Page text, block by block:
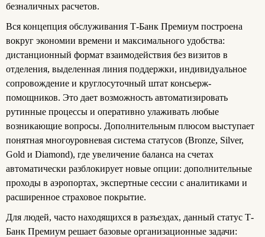
безналичных расчетов.
Вся концепция обслуживания Т-Банк Премиум построена
вокруг экономии времени и максимального удобства:
дистанционный формат взаимодействия без визитов в
отделения, выделенная линия поддержки, индивидуальное
сопровождение и круглосуточный штат консьерж-
помощников. Это дает возможность автоматизировать
рутинные процессы и оперативно улаживать любые
возникающие вопросы. Дополнительным плюсом выступает
понятная многоуровневая система статусов (Bronze, Silver,
Gold и Diamond), где увеличение баланса на счетах
автоматически разблокирует новые опции: дополнительные
проходы в аэропортах, экспертные сессии с аналитиками и
расширенное страховое покрытие.
Для людей, часто находящихся в разъездах, данный статус Т-
Банк Премиум решает базовые организационные задачи: